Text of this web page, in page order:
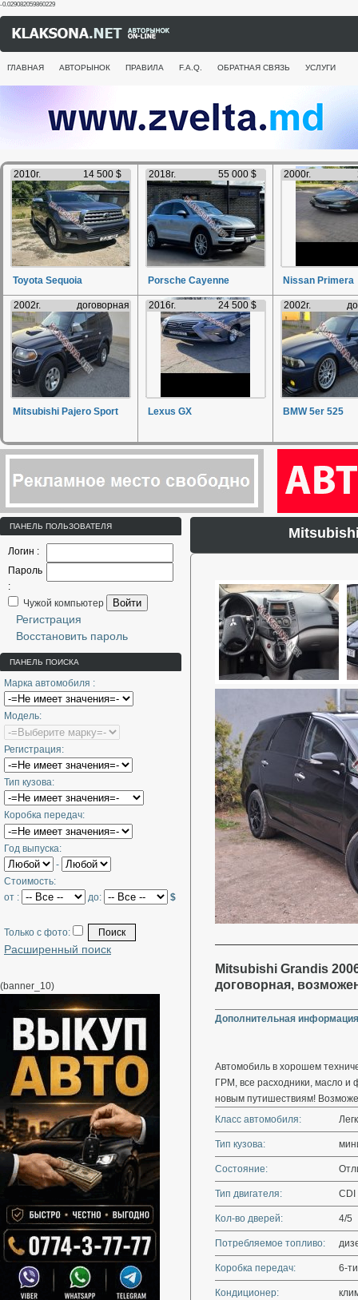
-0.029082059860229
ГЛАВНАЯ АВТОРЫНОК ПРАВИЛА F.A.Q. ОБРАТНАЯ СВЯЗЬ УСЛУГИ
2010г. 14 500 $
Toyota Sequoia
2018г. 55 000 $
Porsche Cayenne
2000г.
Nissan Primera
2002г. договорная
Mitsubishi Pajero Sport
2016г. 24 500 $
Lexus GX
2002г.
BMW 5er 525
ПАНЕЛЬ ПОЛЬЗОВАТЕЛЯ
Логин :
Пароль
:
Чужой компьютер
Войти
Регистрация
Восстановить пароль
ПАНЕЛЬ ПОИСКА
Марка автомобиля :
Модель:
Регистрация:
Тип кузова:
Коробка передач:
Год выпуска:
-
Стоимость:
от :
до: $
Только с фото:
Расширенный поиск
(banner_10)
Mitsubishi Grandis
договорная,
Дополнительная
Автомобиль в хорошем
ГРМ, все расходники, масло и
новым путишествиям!
Класс автомобиля:
Тип кузова:
Состояние:
Тип двигателя: CDI
Кол-во дверей: 4/5
Потребляемое топливо:
Коробка передач: 6-
Кондиционер: